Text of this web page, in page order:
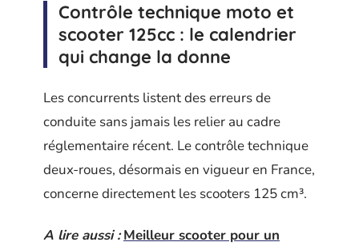
Contrôle technique moto et
scooter 125cc : le calendrier
qui change la donne
Les concurrents listent des erreurs de
conduite sans jamais les relier au cadre
réglementaire récent. Le contrôle technique
deux-roues, désormais en vigueur en France,
concerne directement les scooters 125 cm³.
A lire aussi : Meilleur scooter pour un